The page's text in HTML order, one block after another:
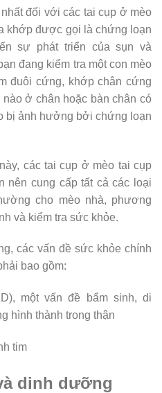
đối với các tai cụp ở mèo
khớp được gọi là chứng loạn
sự phát triển của sụn và
đang kiểm tra một con mèo
đuôi cứng, khớp chân cứng
ở chân hoặc bàn chân có
bị ảnh hưởng bởi chứng loạn
các tai cụp ở mèo tai cụp
nên cung cấp tất cả các loại
cho mèo nhà, phương
và kiểm tra sức khỏe.
các vấn đề sức khỏe chính
bao gồm:
một vấn đề bẩm sinh, di
hình thành trong thận
tim
dinh dưỡng